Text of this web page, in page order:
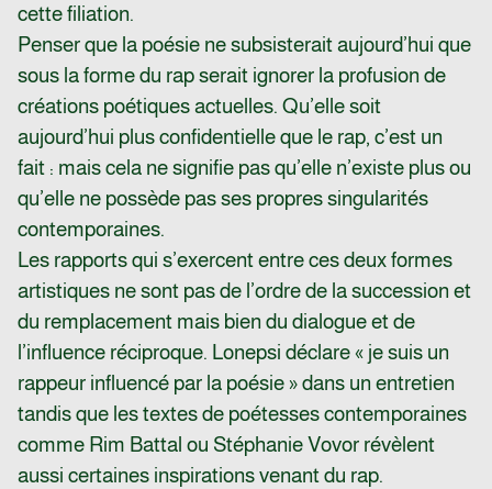
cette filiation.
Penser que la poésie ne subsisterait aujourd’hui que
sous la forme du rap serait ignorer la profusion de
créations poétiques actuelles. Qu’elle soit
aujourd’hui plus confidentielle que le rap, c’est un
fait : mais cela ne signifie pas qu’elle n’existe plus ou
qu’elle ne possède pas ses propres singularités
contemporaines.
Les rapports qui s’exercent entre ces deux formes
artistiques ne sont pas de l’ordre de la succession et
du remplacement mais bien du dialogue et de
l’influence réciproque. Lonepsi déclare « je suis un
rappeur influencé par la poésie » dans un entretien
tandis que les textes de poétesses contemporaines
comme Rim Battal ou Stéphanie Vovor révèlent
aussi certaines inspirations venant du rap.